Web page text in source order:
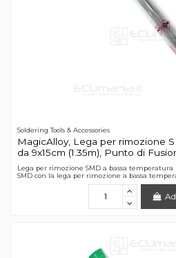
Soldering Tools & Accessories
MagicAlloy, Lega per rimozione
da 9x15cm (1.35m), Punto di
Lega per rimozione SMD a bassa
SMD con la lega per rimozione a bassa